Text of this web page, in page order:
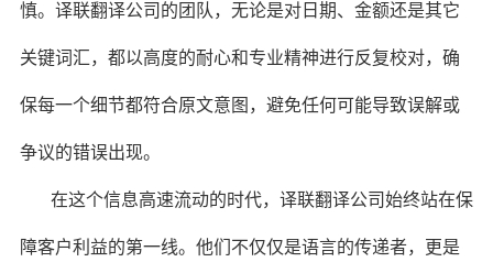
慎。译联翻译公司的团队，无论是对日期、金额还是其它
关键词汇，都以高度的耐心和专业精神进行反复校对，确
保每一个细节都符合原文意图，避免任何可能导致误解或
争议的错误出现。
在这个信息高速流动的时代，译联翻译公司始终站在保
障客户利益的第一线。他们不仅仅是语言的传递者，更是